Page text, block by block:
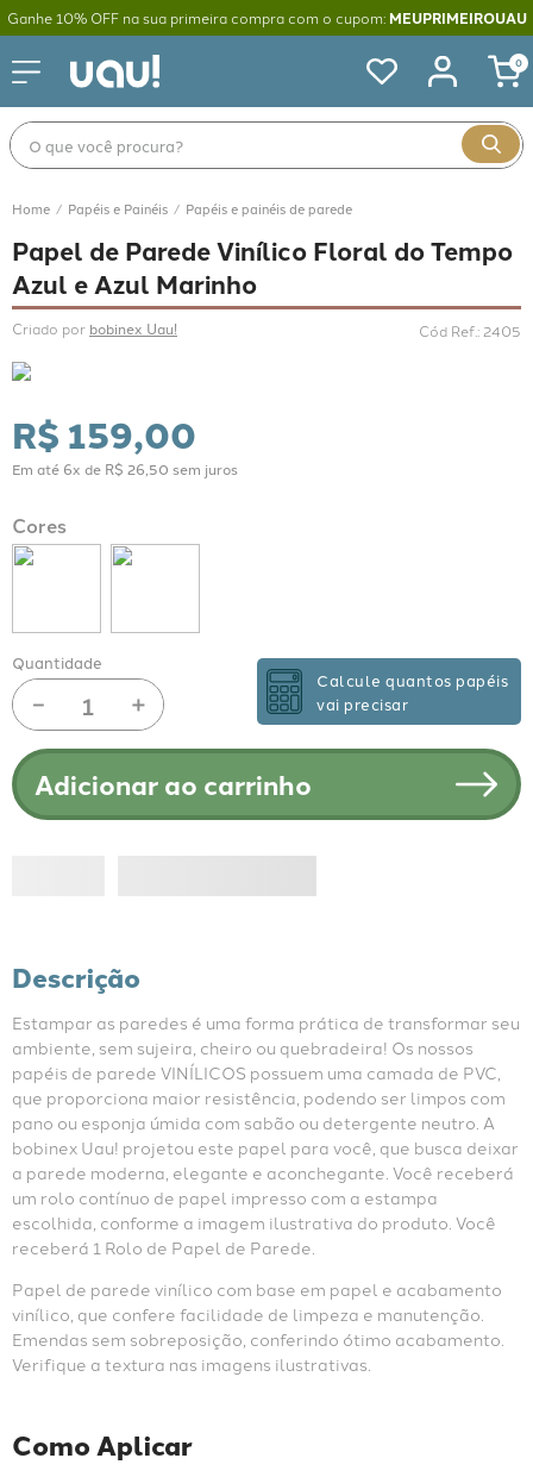
Ganhe 10% OFF na sua primeira compra com o cupom: MEUPRIMEIROUAU
0
O que você procura?
Papéis e Painéis Papéis e painéis de parede
Papel de Parede Vinílico Floral do Tempo
Azul e Azul Marinho
Criado por bobinex Uau! Cód Ref.: 2405
R$ 159,00
Em até 6x de R$ 26 50 sem juros
Cores
Quantidade
＋
－
Calcule quantos papéis
vai precisar
Adicionar ao carrinho
Descrição
Estampar as paredes é uma forma prática de transformar seu
ambiente, sem sujeira, cheiro ou quebradeira! Os nossos
papéis de parede VINÍLICOS possuem uma camada de PVC,
que proporciona maior resistência, podendo ser limpos com
pano ou esponja úmida com sabão ou detergente neutro. A
bobinex Uau! projetou este papel para você, que busca deixar
a parede moderna, elegante e aconchegante. Você receberá
um rolo contínuo de papel impresso com a estampa
escolhida, conforme a imagem ilustrativa do produto. Você
receberá 1 Rolo de Papel de Parede.
Papel de parede vinílico com base em papel e acabamento
vinílico, que confere facilidade de limpeza e manutenção.
Emendas sem sobreposição, conferindo ótimo acabamento.
Verifique a textura nas imagens ilustrativas.
Como Aplicar